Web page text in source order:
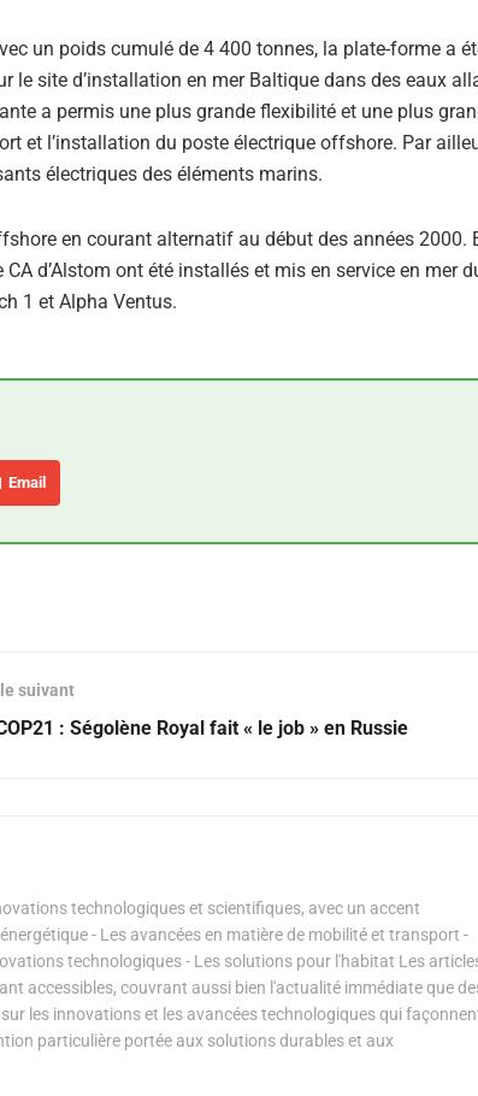
un poids cumulé de 4 400 tonnes, la plate-forme a
le site d’installation en mer Baltique dans des eaux
a permis une plus grande flexibilité et une plus
et l’installation du poste électrique offshore. Par
électriques des éléments marins.
en courant alternatif au début des années 2000.
d’Alstom ont été installés et mis en service en mer
1 et Alpha Ventus.
Email
suivant
: Ségolène Royal fait « le job » en Russie
technologiques et scientifiques, avec un accent
- Les avancées en matière de mobilité et transport -
technologiques - Les solutions pour l'habitat Les
accessibles, couvrant aussi bien l'actualité immédiate que
les innovations et les avancées technologiques qui
particulière portée aux solutions durables et aux